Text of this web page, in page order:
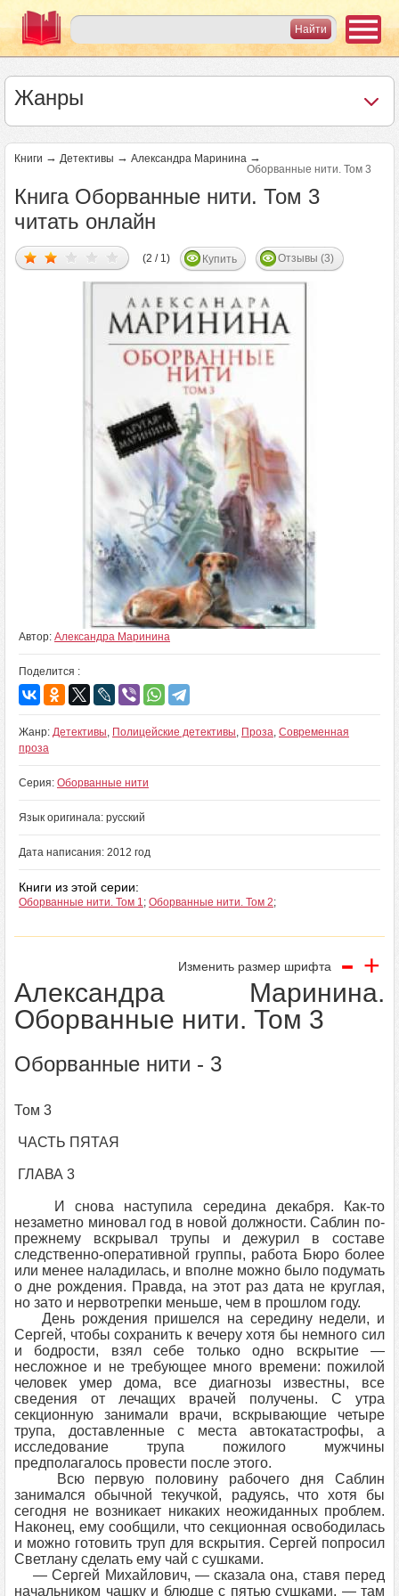
Жанры
Книги → Детективы → Александра Маринина →
Оборванные нити. Том 3
Книга Оборванные нити. Том 3
читать онлайн
(2 / 1) Купить Отзывы (3)
Автор: Александра Маринина
Поделится :
Жанр: Детективы, Полицейские детективы, Проза, Современная
проза
Серия: Оборванные нити
Язык оригинала: русский
Дата написания: 2012 год
Книги из этой серии:
Оборванные нити. Том 1; Оборванные нити. Том 2;
Изменить размер шрифта - +
Александра Маринина.
Оборванные нити. Том 3
Оборванные нити - 3
Том 3
ЧАСТЬ ПЯТАЯ
ГЛАВА 3
И снова наступила середина декабря. Как-то
незаметно миновал год в новой должности. Саблин по-
прежнему вскрывал трупы и дежурил в составе
следственно-оперативной группы, работа Бюро более
или менее наладилась, и вполне можно было подумать
о дне рождения. Правда, на этот раз дата не круглая,
но зато и нервотрепки меньше, чем в прошлом году.
День рождения пришелся на середину недели, и
Сергей, чтобы сохранить к вечеру хотя бы немного сил
и бодрости, взял себе только одно вскрытие —
несложное и не требующее много времени: пожилой
человек умер дома, все диагнозы известны, все
сведения от лечащих врачей получены. С утра
секционную занимали врачи, вскрывающие четыре
трупа, доставленные с места автокатастрофы, а
исследование трупа пожилого мужчины
предполагалось провести после этого.
Всю первую половину рабочего дня Саблин
занимался обычной текучкой, радуясь, что хотя бы
сегодня не возникает никаких неожиданных проблем.
Наконец, ему сообщили, что секционная освободилась
и можно готовить труп для вскрытия. Сергей попросил
Светлану сделать ему чай с сушками.
— Сергей Михайлович, — сказала она, ставя перед
начальником чашку и блюдце с пятью сушками, — там